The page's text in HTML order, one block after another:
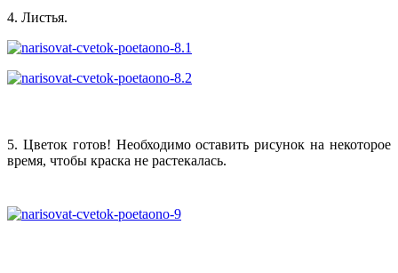
4. Листья.
5. Цветок готов! Необходимо оставить рисунок на некоторое
время, чтобы краска не растекалась.